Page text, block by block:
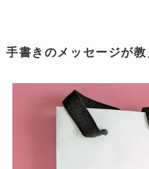
手書きのメッセージが教